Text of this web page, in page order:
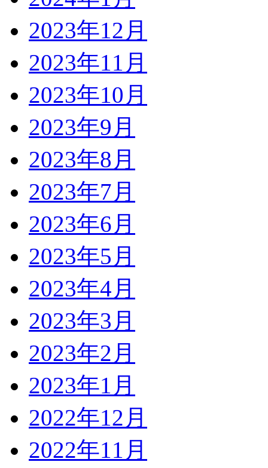
2023年12月
2023年11月
2023年10月
2023年9月
2023年8月
2023年7月
2023年6月
2023年5月
2023年4月
2023年3月
2023年2月
2023年1月
2022年12月
2022年11月